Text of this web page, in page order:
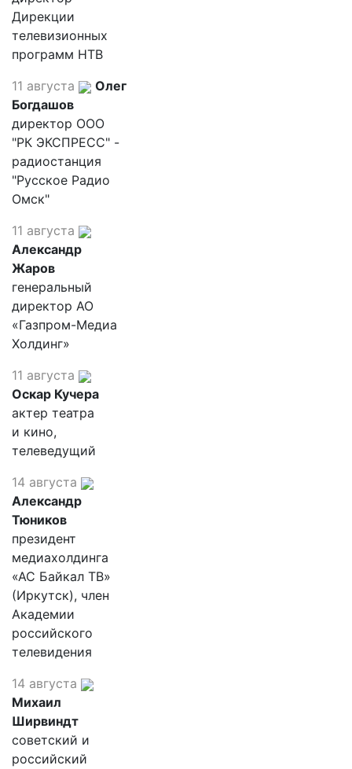
Дирекции
телевизионных
программ НТВ
11 августа
Олег
Богдашов
директор ООО
"РК ЭКСПРЕСС" -
радиостанция
"Русское Радио
Омск"
11 августа
Александр
Жаров
генеральный
директор АО
«Газпром-Медиа
Холдинг»
11 августа
Оскар Кучера
актер театра
и кино,
телеведущий
14 августа
Александр
Тюников
президент
медиахолдинга
«АС Байкал ТВ»
(Иркутск), член
Академии
российского
телевидения
14 августа
Михаил
Ширвиндт
советский и
российский